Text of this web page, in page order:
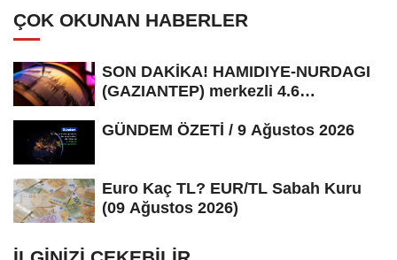
ÇOK OKUNAN HABERLER
SON DAKİKA! HAMIDIYE-NURDAGI
(GAZIANTEP) merkezli 4.6
GÜNDEM ÖZETİ / 9 Ağustos 2026
Euro Kaç TL? EUR/TL Sabah Kuru
(09 Ağustos 2026)